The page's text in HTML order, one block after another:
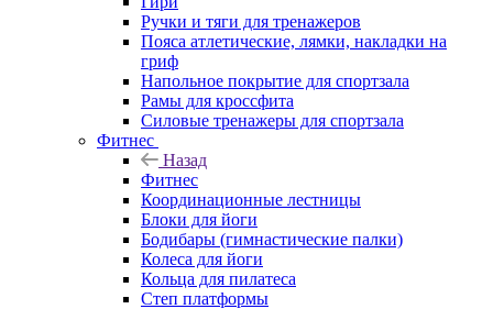
Ручки и тяги для тренажеров
Пояса атлетические, лямки, накладки на
гриф
Напольное покрытие для спортзала
Рамы для кроссфита
Силовые тренажеры для спортзала
Фитнес
Назад
Фитнес
Координационные лестницы
Блоки для йоги
Бодибары (гимнастические палки)
Колеса для йоги
Кольца для пилатеса
Степ платформы